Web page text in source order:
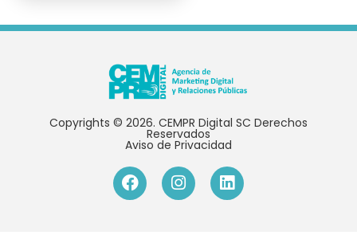
Copyrights © 2026. CEMPR Digital SC Derechos
Reservados
Aviso de Privacidad